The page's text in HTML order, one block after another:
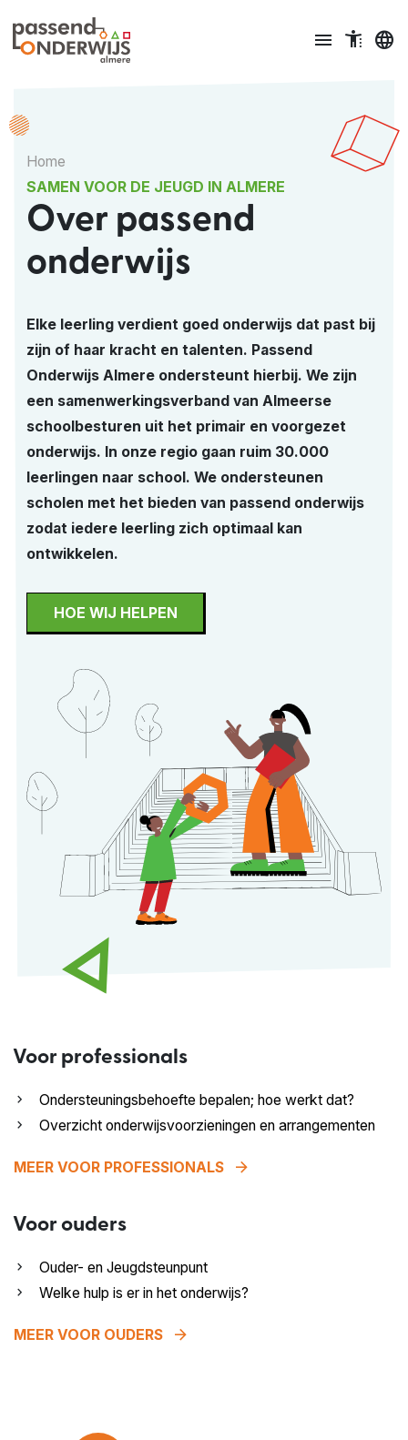
Ga naar content menu accessible_menu language
Home
SAMEN VOOR DE JEUGD IN ALMERE
Over passend
onderwijs
Elke leerling verdient goed onderwijs dat past bij
zijn of haar kracht en talenten. Passend
Onderwijs Almere ondersteunt hierbij. We zijn
een samenwerkingsverband van Almeerse
schoolbesturen uit het primair en voorgezet
onderwijs. In onze regio gaan ruim 30.000
leerlingen naar school. We ondersteunen
scholen met het bieden van passend onderwijs
zodat iedere leerling zich optimaal kan
ontwikkelen.
HOE WIJ HELPEN
Voor professionals
Ondersteuningsbehoefte bepalen; hoe werkt dat?
Overzicht onderwijsvoorzieningen en arrangementen
MEER VOOR PROFESSIONALS arrow_forward
Voor ouders
Ouder- en Jeugdsteunpunt
Welke hulp is er in het onderwijs?
MEER VOOR OUDERS arrow_forward